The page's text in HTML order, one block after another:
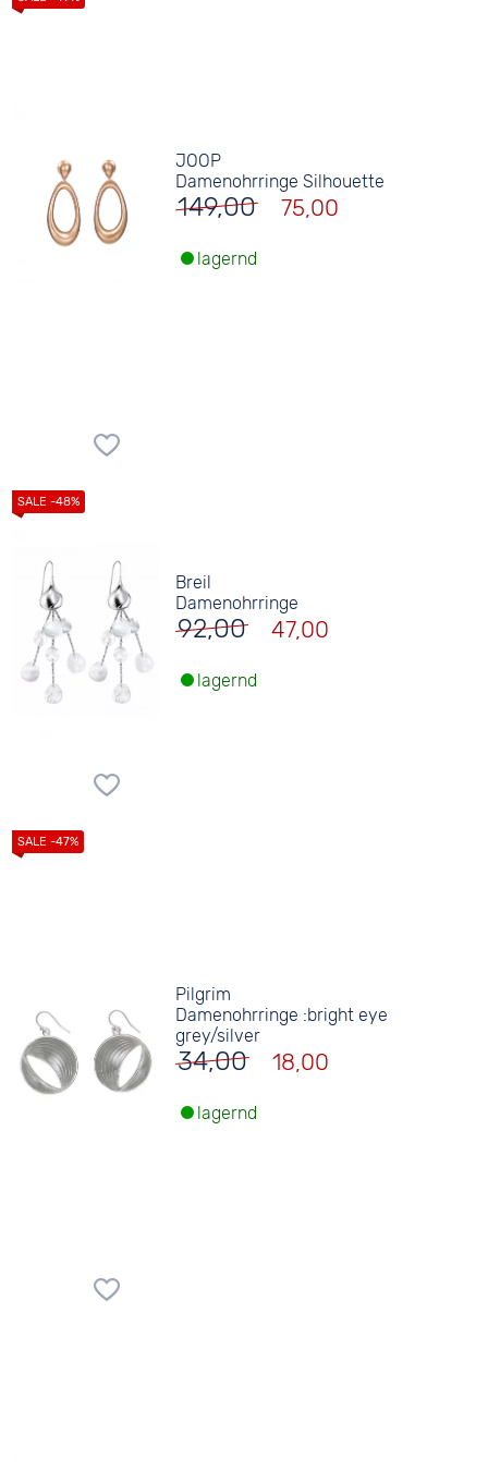
JOOP
Damenohrringe Silhouette
149,00 75,00
lagernd
Breil
Damenohrringe
92,00 47,00
lagernd
Pilgrim
Damenohrringe :bright eye
grey/silver
34,00 18,00
lagernd